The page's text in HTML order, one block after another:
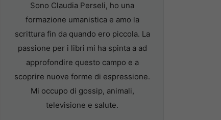
Sono Claudia Perseli, ho una
formazione umanistica e amo la
scrittura fin da quando ero piccola. La
passione per i libri mi ha spinta a ad
approfondire questo campo e a
scoprire nuove forme di espressione.
Mi occupo di gossip, animali,
televisione e salute.